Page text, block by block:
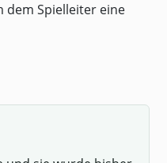
dem Spielleiter eine